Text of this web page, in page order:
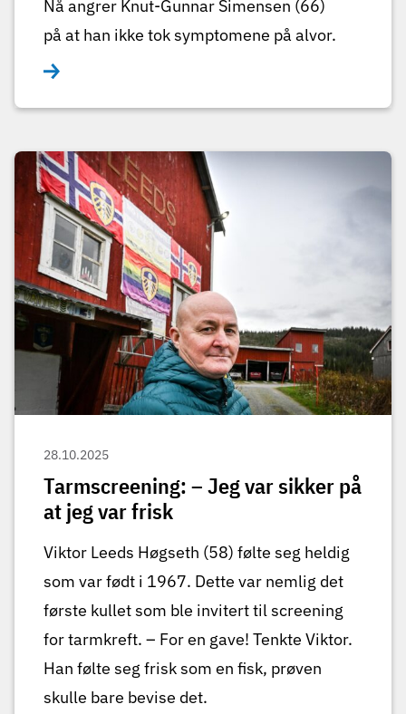
Nå angrer Knut-Gunnar Simensen (66)
på at han ikke tok symptomene på alvor.
28.10.2025
Tarmscreening: – Jeg var sikker på
at jeg var frisk
Viktor Leeds Høgseth (58) følte seg heldig
som var født i 1967. Dette var nemlig det
første kullet som ble invitert til screening
for tarmkreft. – For en gave! Tenkte Viktor.
Han følte seg frisk som en fisk, prøven
skulle bare bevise det.